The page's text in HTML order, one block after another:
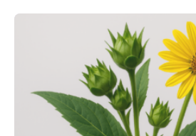
aber Krankheiten übertragen und
und dem Gartenbau erhebliche
daher entscheidend,
bekämpfen, während gleichzeitig
erhalten bleiben. An der Justus-
Gießen (JLU) erforscht die
Marc F. Schetelig am Institut für